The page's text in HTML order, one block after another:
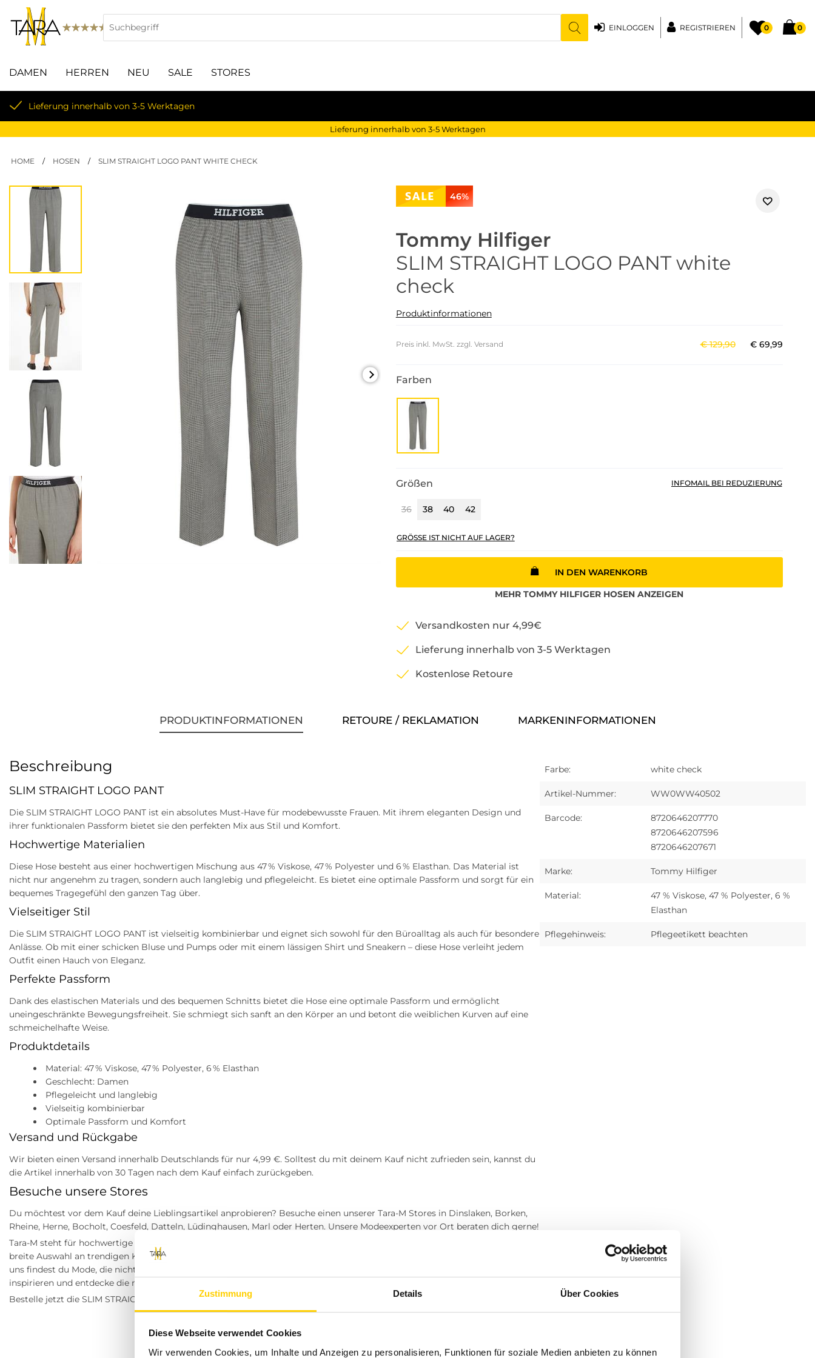
Zustimmung Details Über Cookies
Diese Webseite verwendet Cookies
Wir verwenden Cookies, um Inhalte und Anzeigen zu personalisieren, Funktionen für soziale Medien anbieten zu können
0 0
REGISTRIEREN
EINLOGGEN
DAMEN HERREN NEU SALE STORES
Lieferung innerhalb von 3-5 Werktagen
Lieferung innerhalb von 3-5 Werktagen
HOME / HOSEN / SLIM STRAIGHT LOGO PANT WHITE CHECK
46%
Tommy Hilfiger
SLIM STRAIGHT LOGO PANT white
check
Produktinformationen
Preis inkl. MwSt. zzgl. Versand €129,90 € 69,99
Farben
Größen
36 38 40 42
INFOMAIL BEI REDUZIERUNG
GRÖSSE IST NICHT AUF LAGER?
IN DEN WARENKORB
MEHRTOMMY HILFIGER HOSEN ANZEIGEN
Versandkosten nur 4,99€
Lieferung innerhalb von 3-5 Werktagen
Kostenlose Retoure
PRODUKTINFORMATIONEN RETOURE / REKLAMATION MARKENINFORMATIONEN
Farbe: white check
Artikel-Nummer: WW0WW40502
Barcode:
8720646207770
8720646207596
8720646207671
Marke: Tommy Hilfiger
Material:
47 % Viskose, 47 % Polyester, 6 %
Elasthan
Pflegehinweis: Pflegeetikett beachten
Beschreibung
SLIM STRAIGHT LOGO PANT
Die SLIM STRAIGHT LOGO PANT ist ein absolutes Must-Have für modebewusste Frauen. Mit ihrem eleganten Design und
ihrer funktionalen Passform bietet sie den perfekten Mix aus Stil und Komfort.
Hochwertige Materialien
Diese Hose besteht aus einer hochwertigen Mischung aus 47 % Viskose, 47 % Polyester und 6 % Elasthan. Das Material ist
nicht nur angenehm zu tragen, sondern auch langlebig und pflegeleicht. Es bietet eine optimale Passform und sorgt für ein
bequemes Tragegefühl den ganzen Tag über.
Vielseitiger Stil
Die SLIM STRAIGHT LOGO PANT ist vielseitig kombinierbar und eignet sich sowohl für den Büroalltag als auch für besondere
Anlässe. Ob mit einer schicken Bluse und Pumps oder mit einem lässigen Shirt und Sneakern – diese Hose verleiht jedem
Outfit einen Hauch von Eleganz.
Perfekte Passform
Dank des elastischen Materials und des bequemen Schnitts bietet die Hose eine optimale Passform und ermöglicht
uneingeschränkte Bewegungsfreiheit. Sie schmiegt sich sanft an den Körper an und betont die weiblichen Kurven auf eine
schmeichelhafte Weise.
Produktdetails
Material: 47 % Viskose, 47 % Polyester, 6 % Elasthan
Geschlecht: Damen
Pflegeleicht und langlebig
Vielseitig kombinierbar
Optimale Passform und Komfort
Versand und Rückgabe
Wir bieten einen Versand innerhalb Deutschlands für nur 4,99 €. Solltest du mit deinem Kauf nicht zufrieden sein, kannst du
die Artikel innerhalb von 30 Tagen nach dem Kauf einfach zurückgeben.
Besuche unsere Stores
Du möchtest vor dem Kauf deine Lieblingsartikel anprobieren? Besuche einen unserer Tara-M Stores in Dinslaken, Borken,
Rheine, Herne, Bocholt, Coesfeld, Datteln, Lüdinghausen, Marl oder Herten. Unsere Modeexperten vor Ort beraten dich gerne!
Tara-M steht für hochwertige Damenmode mit modernem Design und exzellentem Service. Unser Sortiment umfasst eine
breite Auswahl an trendigen Kleidungsstücken, die sowohl deinem Alltag als auch besonderen Anlässen gerecht werden. Bei
uns findest du Mode, die nicht nur gut aussieht, sondern auch bequem und langlebig ist. Lass dich von unseren Experten
inspirieren und entdecke die neuesten Trends bei Tara-M.
Bestelle jetzt die SLIM STRAIGHT LOGO PANT und erlebe den perfekten Mix aus Stil und Komfort!
Retouren
Vorschläge